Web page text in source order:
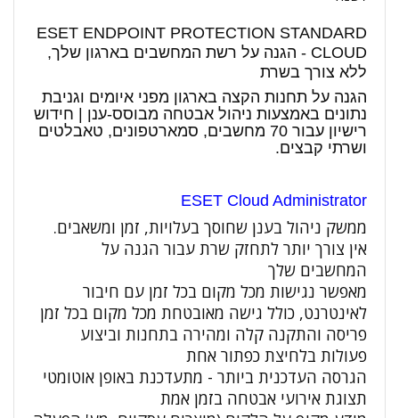
ESET ENDPOINT PROTECTION STANDARD
CLOUD - הגנה על רשת המחשבים בארגון שלך,
ללא צורך בשרת
הגנה על תחנות הקצה בארגון מפני איומים וגניבת
נתונים באמצעות ניהול אבטחה מבוסס-ענן | חידוש
רישיון עבור 70 מחשבים, סמארטפונים, טאבלטים
ושרתי קבצים.
ESET Cloud Administrator
ממשק ניהול בענן שחוסך בעלויות, זמן ומשאבים.
אין צורך יותר לתחזק שרת עבור הגנה על
המחשבים שלך
מאפשר נגישות מכל מקום בכל זמן עם חיבור
לאינטרנט, כולל גישה מאובטחת מכל מקום בכל זמן
פריסה והתקנה קלה ומהירה בתחנות וביצוע
פעולות בלחיצת כפתור אחת
הגרסה העדכנית ביותר - מתעדכנת באופן אוטומטי
תצוגת אירועי אבטחה בזמן אמת